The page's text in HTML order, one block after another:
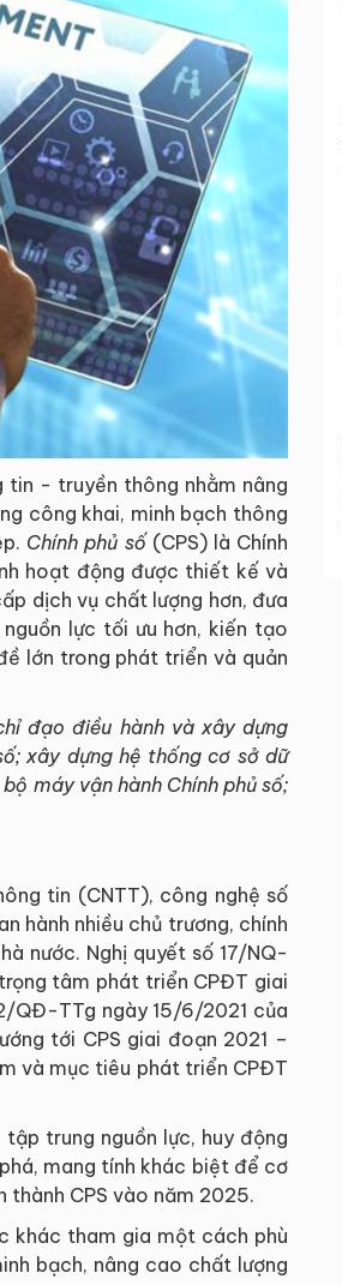
tin - truyền thông nhằm nâng
công khai, minh bạch thông
Chính phủ số(CPS) là Chính
hoạt động được thiết kế và
dịch vụ chất lượng hơn, đưa
lực tối ưu hơn, kiến tạo
lớn trong phát triển và quản
đạo điều hành và xây dựng
;xây dựng hệ thống cơ sở dữ
máy vận hành Chính phủ số;
tin (CNTT), công nghệ số
hành nhiều chủ trương, chính
nước. Nghị quyết số 17/NQ-
tâm phát triển CPĐT giai
QĐ-TTg ngày 15/6/2021 của
tới CPS giai đoạn 2021 –
và mục tiêu phát triển CPĐT
trung nguồn lực, huy động
mang tính khác biệt để cơ
thành CPS vào năm 2025.
khác tham gia một cách phù
bạch, nâng cao chất lượng